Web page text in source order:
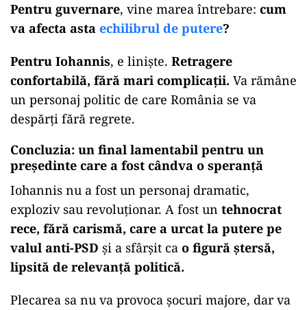
Pentru guvernare, vine marea întrebare: cum
va afecta asta echilibrul de putere?
Pentru Iohannis, e liniște. Retragere
confortabilă, fără mari complicații. Va rămâne
un personaj politic de care România se va
despărți fără regrete.
Concluzia: un final lamentabil pentru un
președinte care a fost cândva o speranță
Iohannis nu a fost un personaj dramatic,
exploziv sau revoluționar. A fost un tehnocrat
rece, fără carismă, care a urcat la putere pe
valul anti-PSD și a sfârșit ca o figură ștersă,
lipsită de relevanță politică.
Plecarea sa nu va provoca șocuri majore, dar va